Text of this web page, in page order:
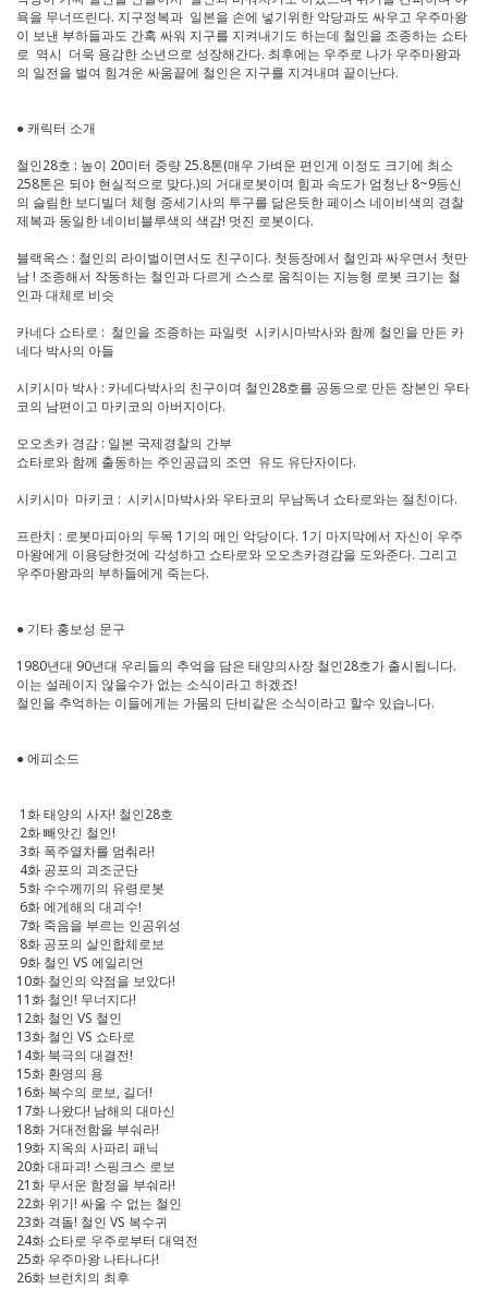
욕을 무너뜨린다. 지구정복과 일본을 손에 넣기위한 악당과도 싸우고 우주마왕
이 보낸 부하들과도 간혹 싸워 지구를 지켜내기도 하는데 철인을 조종하는 쇼타
로 역시 더욱 용감한 소년으로 성장해간다. 최후에는 우주로 나가 우주마왕과
의 일전을 벌여 힘겨운 싸움끝에 철인은 지구를 지겨내며 끝이난다.
● 캐릭터 소개
철인28호 : 높이 20미터 중량 25.8톤(매우 가벼운 편인게 이정도 크기에 최소
258톤은 되야 현실적으로 맞다.)의 거대로봇이며 힘과 속도가 엄청난 8~9등신
의 슬림한 보디빌더 체형 중세기사의 투구를 닮은듯한 페이스 네이비색의 경찰
제복과 동일한 네이비블루색의 색감! 멋진 로봇이다.
블랙옥스 : 철인의 라이벌이면서도 친구이다. 첫등장에서 철인과 싸우면서 첫만
남 ! 조종해서 작동하는 철인과 다르게 스스로 움직이는 지능형 로봇 크기는 철
인과 대체로 비슷
카네다 쇼타로 : 철인을 조종하는 파일럿 시키시마박사와 함께 철인을 만든 카
네다 박사의 아들
시키시마 박사 : 카네다박사의 친구이며 철인28호를 공동으로 만든 장본인 우타
코의 남편이고 마키코의 아버지이다.
오오츠카 경감 : 일본 국제경찰의 간부
쇼타로와 함께 출동하는 주인공급의 조연 유도 유단자이다.
시키시마 마키코 : 시키시마박사와 우타코의 무남독녀 쇼타로와는 절친이다.
프란치 : 로봇마피아의 두목 1기의 메인 악당이다. 1기 마지막에서 자신이 우주
마왕에게 이용당한것에 각성하고 쇼타로와 오오츠카경감을 도와준다. 그리고
우주마왕과의 부하들에게 죽는다.
● 기타 홍보성 문구
1980년대 90년대 우리들의 추억을 담은 태양의사장 철인28호가 출시됩니다.
이는 설레이지 않을수가 없는 소식이라고 하겠죠!
철인을 추억하는 이들에게는 가뭄의 단비같은 소식이라고 할수 있습니다.
● 에피소드
1화 태양의 사자! 철인28호
2화 빼앗긴 철인!
3화 폭주열차를 멈춰라!
4화 공포의 괴조군단
5화 수수께끼의 유령로봇
6화 에게해의 대괴수!
7화 죽음을 부르는 인공위성
8화 공포의 살인합체로보
9화 철인 VS 에일리언
10화 철인의 약점을 보았다!
11화 철인! 무너지다!
12화 철인 VS 철인
13화 철인 VS 쇼타로
14화 북극의 대결전!
15화 환영의 용
16화 복수의 로보, 길더!
17화 나왔다! 남해의 대마신
18화 거대전함을 부숴라!
19화 지옥의 사파리 패닉
20화 대파괴! 스핑크스 로보
21화 무서운 함정을 부숴라!
22화 위기! 싸울 수 없는 철인
23화 격돌! 철인 VS 복수귀
24화 쇼타로 우주로부터 대역전
25화 우주마왕 나타나다!
26화 브런치의 최후